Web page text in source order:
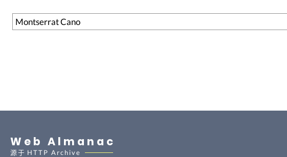
搜索
Web Almanac
源于 HTTP Archive